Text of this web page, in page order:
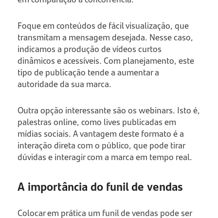
Foque em conteúdos de fácil visualização, que
transmitam a mensagem desejada. Nesse caso,
indicamos a produção de vídeos curtos
dinâmicos e acessíveis. Com planejamento, este
tipo de publicação tende a aumentar a
autoridade da sua marca.
Outra opção interessante são os webinars. Isto é,
palestras online, como lives publicadas em
mídias sociais. A vantagem deste formato é a
interação direta com o público, que pode tirar
dúvidas e interagir com a marca em tempo real.
A importância do funil de vendas
Colocar em prática um funil de vendas pode ser